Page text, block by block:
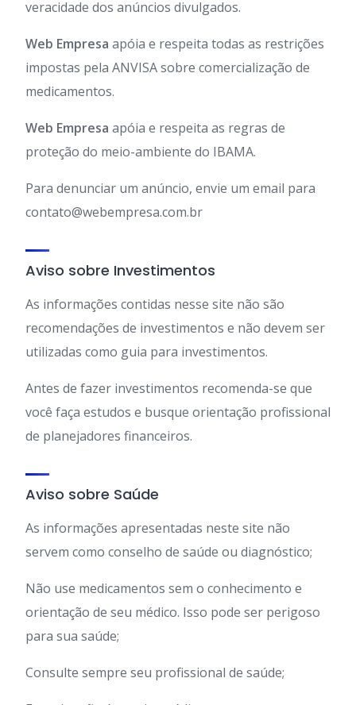
veracidade dos anúncios divulgados.
Web Empresa apóia e respeita todas as restrições
impostas pela ANVISA sobre comercialização de
medicamentos.
Web Empresa apóia e respeita as regras de
proteção do meio-ambiente do IBAMA.
Para denunciar um anúncio, envie um email para
contato@webempresa.com.br
Aviso sobre Investimentos
As informações contidas nesse site não são
recomendações de investimentos e não devem ser
utilizadas como guia para investimentos.
Antes de fazer investimentos recomenda-se que
você faça estudos e busque orientação profissional
de planejadores financeiros.
Aviso sobre Saúde
As informações apresentadas neste site não
servem como conselho de saúde ou diagnóstico;
Não use medicamentos sem o conhecimento e
orientação de seu médico. Isso pode ser perigoso
para sua saúde;
Consulte sempre seu profissional de saúde;